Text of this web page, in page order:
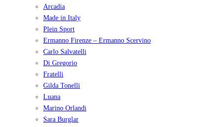
Arcadia
Made in Italy
Plein Sport
Ermanno Firenze – Ermanno Scervino
Carlo Salvatelli
Di Gregorio
Fratelli
Gilda Tonelli
Luana
Marino Orlandi
Sara Burglar